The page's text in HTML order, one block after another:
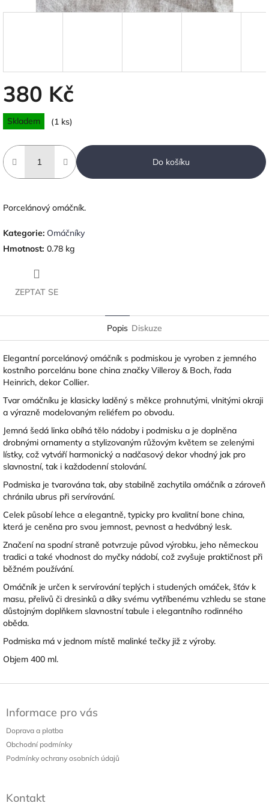
380 Kč
Měrná
cena:
Skladem (1 ks)
Do košíku
Porcelánový omáčník.
Kategorie: Omáčníky
Hmotnost: 0.78 kg
ZEPTAT SE
Popis Diskuze
Elegantní porcelánový omáčník s podmiskou je vyroben z jemného
kostního porcelánu bone china značkyVilleroy & Boch, řada
Heinrich, dekor Collier.
Tvar omáčníku je klasicky laděný s měkce prohnutými, vlnitými okraji
a výrazně modelovaným reliéfem po obvodu.
Jemná šedá linka obíhá tělo nádoby i podmisku a je doplněna
drobnými ornamenty a stylizovaným růžovým květem se zelenými
lístky, což vytváří harmonický a nadčasový dekor vhodný jak pro
slavnostní, tak i každodenní stolování.
Podmiska je tvarována tak, aby stabilně zachytila omáčník a zároveň
chránila ubrus při servírování.
Celek působí lehce a elegantně, typicky pro kvalitní bone china,
která je ceněna pro svou jemnost, pevnost a hedvábný lesk.
Značení na spodní straně potvrzuje původ výrobku, jeho německou
tradici a také vhodnost do myčky nádobí, což zvyšuje praktičnost při
běžném používání.
Omáčník je určen k servírování teplých i studených omáček, šťáv k
masu, přelivů či dresinků a díky svému vytříbenému vzhledu se stane
důstojným doplňkem slavnostní tabule i elegantního rodinného
oběda.
Podmiska má v jednom místě malinké tečky již z výroby.
Objem 400 ml.
Informace pro vás
Doprava a platba
Obchodní podmínky
Podmínky ochrany osobních údajů
Kontakt